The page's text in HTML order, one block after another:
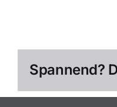
Spannend?